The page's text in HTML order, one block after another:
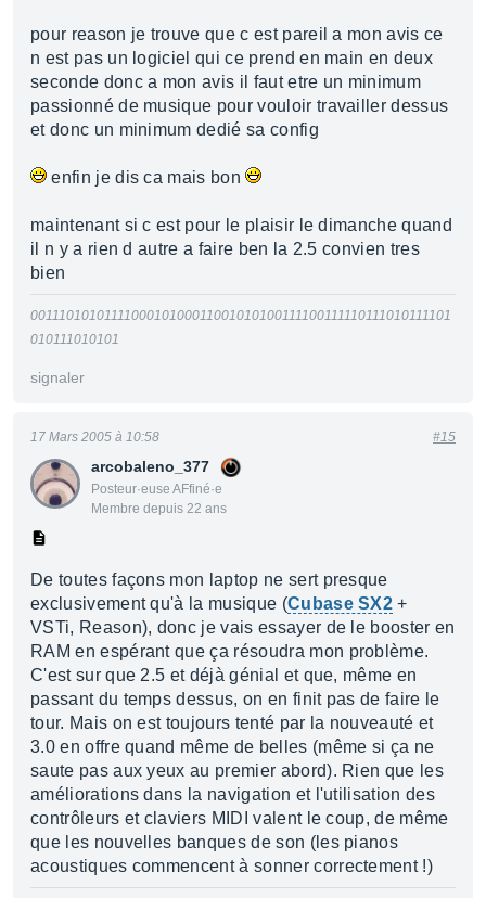
pour reason je trouve que c est pareil a mon avis ce
n est pas un logiciel qui ce prend en main en deux
seconde donc a mon avis il faut etre un minimum
passionné de musique pour vouloir travailler dessus
et donc un minimum dedié sa config
enfin je dis ca mais bon
maintenant si c est pour le plaisir le dimanche quand
il n y a rien d autre a faire ben la 2.5 convien tres
bien
0011101010111100010100011001010100111100111110111010111101
010111010101
signaler
arcobaleno_377
Posteur·euse AFfiné·e
Membre depuis 22 ans
17 Mars 2005 à 10:58 #15
De toutes façons mon laptop ne sert presque
exclusivement qu'à la musique (Cubase SX2 +
VSTi, Reason), donc je vais essayer de le booster en
RAM en espérant que ça résoudra mon problème.
C'est sur que 2.5 et déjà génial et que, même en
passant du temps dessus, on en finit pas de faire le
tour. Mais on est toujours tenté par la nouveauté et
3.0 en offre quand même de belles (même si ça ne
saute pas aux yeux au premier abord). Rien que les
améliorations dans la navigation et l'utilisation des
contrôleurs et claviers MIDI valent le coup, de même
que les nouvelles banques de son (les pianos
acoustiques commencent à sonner correctement !)